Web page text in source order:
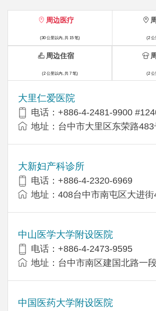
周边医疗
(30 公里以内, 共 15 笔)
大里仁爱医院
电话：+886-4-2481-9900
地址：台中市大里区东荣路483
大新妇产科诊所
电话：+886-4-2320-6969
地址：408台中市南屯区大进
中山医学大学附设医院
电话：+886-4-2473-9595
地址：台中市南区建国北路一
中国医药大学附设医院
(2 公
周边住宿
(2 公里以内, 共 7 笔) (2 公